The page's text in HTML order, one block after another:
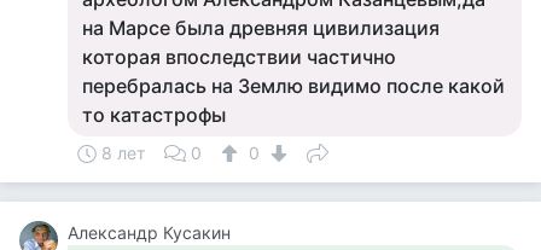
на Марсе была древняя цивилизация
которая впоследствии частично
перебралась на Землю видимо после какой
то катастрофы
8 лет 0 0
Александр Кусакин